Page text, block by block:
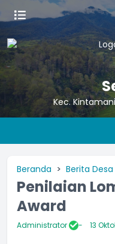
Kec.
Beranda Berita Desa
Penilaian
Award
Administrator 13